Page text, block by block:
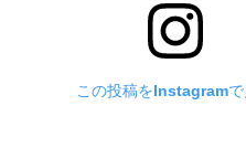
この投稿をInstagram